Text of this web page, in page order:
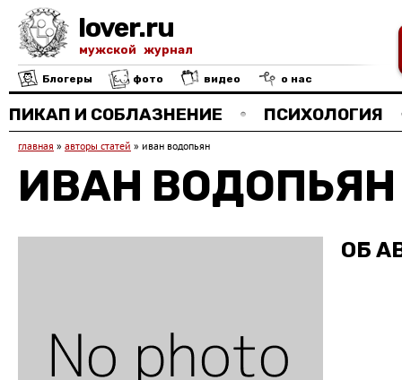
lover.ru
мужской журнал
Блогеры фото видео о нас
ПИКАП И СОБЛАЗНЕНИЕ ПСИХОЛОГИЯ
главная » авторы статей » иван водопьян
ИВАН ВОДОПЬЯН
ОБ